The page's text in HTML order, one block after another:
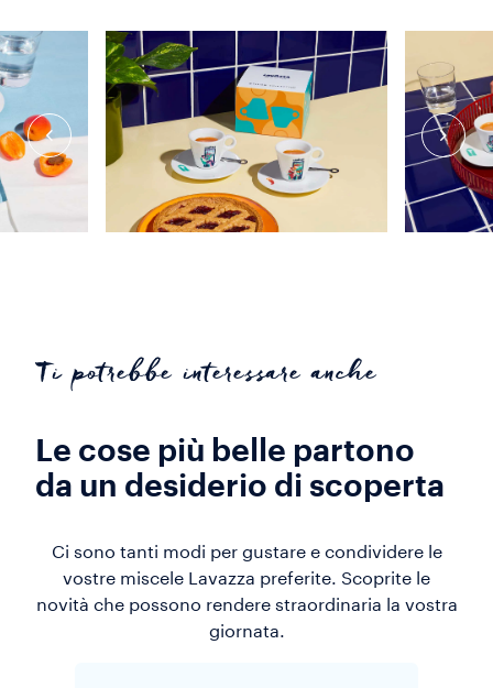
Ti potrebbe interessare anche
Le cose più belle partono
da un desiderio di scoperta
Ci sono tanti modi per gustare e condividere le
vostre miscele Lavazza preferite. Scoprite le
novità che possono rendere straordinaria la vostra
giornata.